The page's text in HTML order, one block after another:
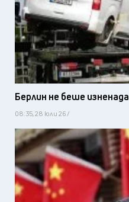
Берлин не беше изненада
08:35, 28 юли 26 /